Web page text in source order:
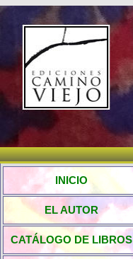
INICIO
EL AUTOR
CATÁLOGO DE LIBROS